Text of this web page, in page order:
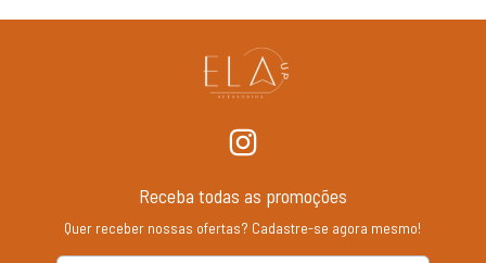
Receba todas as promoções
Quer receber nossas ofertas? Cadastre-se agora mesmo!